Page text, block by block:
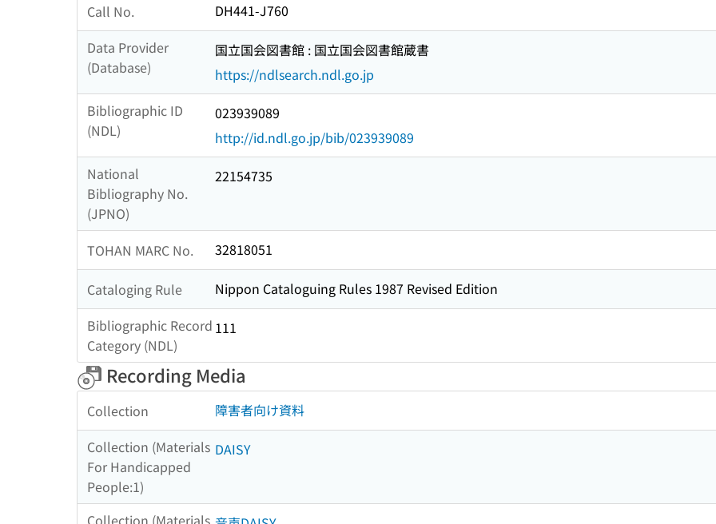
Call No.
DH441-J760
Data Provider
(Database)
国立国会図書館 : 国立国会図書館蔵書
https://ndlsearch.ndl.go.jp
Bibliographic ID
(NDL)
023939089
http://id.ndl.go.jp/bib/023939089
National
Bibliography No.
(JPNO)
22154735
TOHAN MARC No. 32818051
Cataloging Rule
Nippon Cataloguing Rules 1987 Revised Edition
Bibliographic Record
Category (NDL)
111
Recording Media
Collection
障害者向け資料
Collection (Materials
For Handicapped
People:1)
DAISY
Collection (Materials